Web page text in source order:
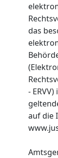
das
-
auf die